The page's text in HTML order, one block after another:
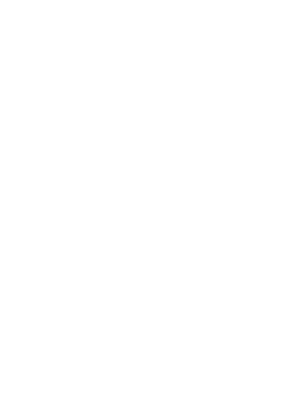
Fosta primăriță a
urmare a
conducerea
Primărița satului
funcție, vineri, 27